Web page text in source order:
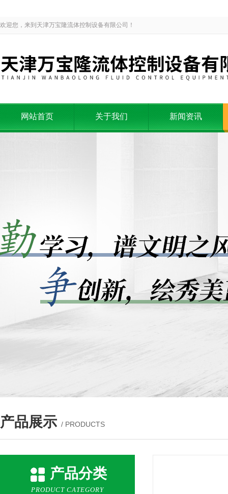
欢迎您，来到天津万宝隆流体控制设备有限公司！
网站首页 关于我们 新闻资讯
产品展示 / PRODUCTS
产品分类
PRODUCT CATEGORY